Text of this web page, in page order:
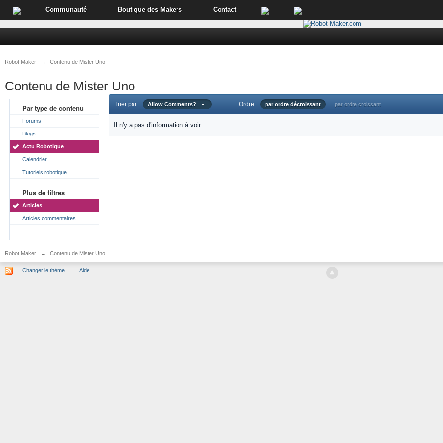
Communauté Boutique des Makers Contact
Robot Maker → Contenu de Mister Uno
Contenu de Mister Uno
Par type de contenu
Forums
Blogs
Actu Robotique
Calendrier
Tutoriels robotique
Plus de filtres
Articles
Articles commentaires
Trier par Allow Comments? Ordre par ordre décroissant par ordre croissant
Il n'y a pas d'information à voir.
Robot Maker → Contenu de Mister Uno
Changer le thème Aide